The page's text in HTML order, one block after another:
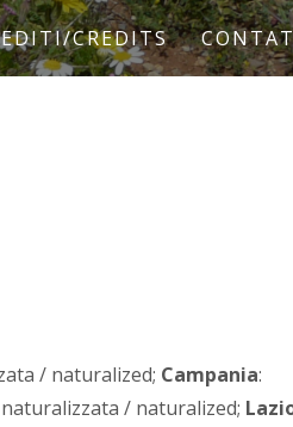
CREDITS
/ naturalized; Campania:
/ naturalized;